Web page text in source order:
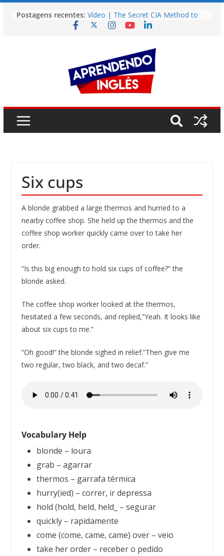
para
Postagens recentes: Vídeo | The Secret CIA Method to
Learn Any Language in 11 Days
Vídeo | Do imaginary friends make
you smarter?
Story | Brasília: The City That Rose
from the Wilderness
Easy English Song | Somewhere
Over the Rainbow (Israel
Six cups
A blonde grabbed a large thermos and hurried to a
nearby coffee shop. She held up the thermos and the
coffee shop worker quickly came over to take her
order.
“Is this big enough to hold six cups of coffee?” the
blonde asked.
The coffee shop worker looked at the thermos,
hesitated a few seconds, and replied,”Yeah. It looks like
about six cups to me.”
“Oh good!” the blonde sighed in relief.”Then give me
two regular, two black, and two decaf.”
Vocabulary Help
blonde – loura
grab – agarrar
thermos – garrafa térmica
hurry(ied) – correr, ir depressa
hold (hold, held, held_ – segurar
quickly – rapidamente
come (come, came, came) over – veio
take her order – receber o pedido